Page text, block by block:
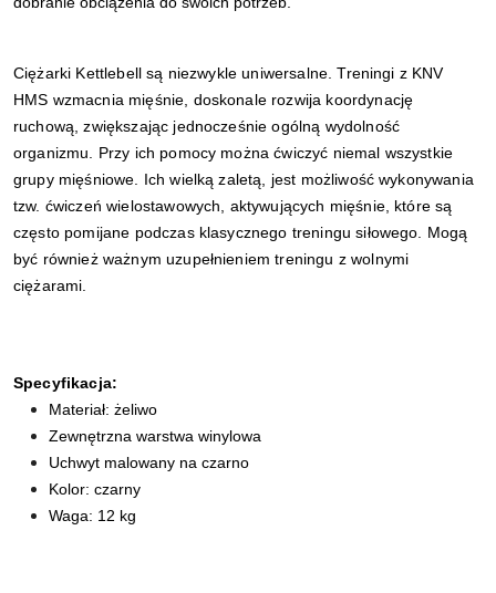
Ciężarki Kettlebell są niezwykle uniwersalne. Treningi z KNV
HMS wzmacnia mięśnie, doskonale rozwija koordynację
ruchową, zwiększając jednocześnie ogólną wydolność
organizmu. Przy ich pomocy można ćwiczyć niemal wszystkie
grupy mięśniowe. Ich wielką zaletą, jest możliwość wykonywania
tzw. ćwiczeń wielostawowych, aktywujących mięśnie, które są
często pomijane podczas klasycznego treningu siłowego. Mogą
być również ważnym uzupełnieniem treningu z wolnymi
ciężarami.
Specyfikacja:
Materiał: żeliwo
Zewnętrzna warstwa winylowa
Uchwyt malowany na czarno
Kolor: czarny
Waga: 12 kg